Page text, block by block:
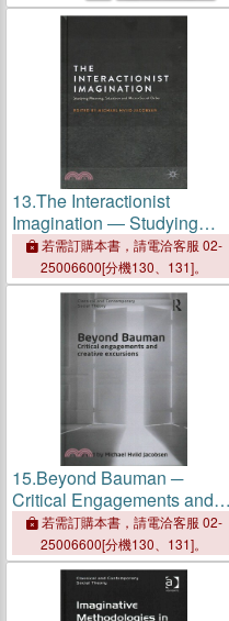
13.The Interactionist
Imagination ― Studying
Meaning, Situation and
Micro-social Order
若需訂購本書，請電洽客服 02-
25006600[分機130、131]。
15.Beyond Bauman ─
Critical Engagements and
Creative Excursions
若需訂購本書，請電洽客服 02-
25006600[分機130、131]。